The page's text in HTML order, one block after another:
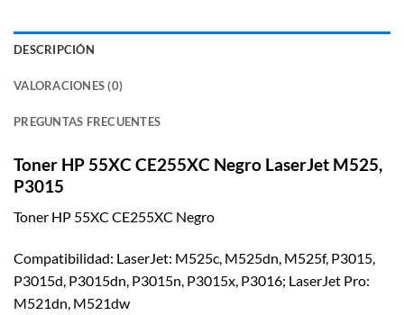
DESCRIPCIÓN
VALORACIONES (0)
PREGUNTAS FRECUENTES
Toner HP 55XC CE255XC Negro LaserJet M525,
P3015
Toner HP 55XC CE255XC Negro
Compatibilidad: LaserJet: M525c, M525dn, M525f, P3015,
P3015d, P3015dn, P3015n, P3015x, P3016; LaserJet Pro:
M521dn, M521dw